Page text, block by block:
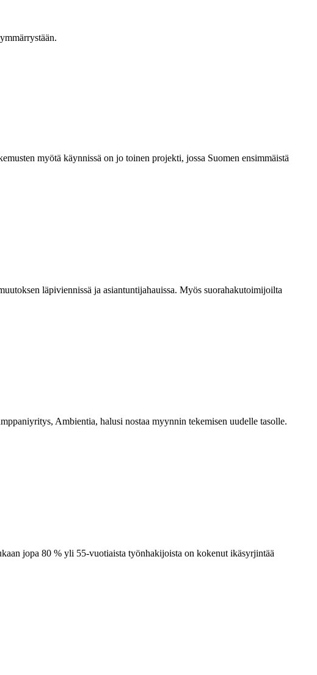
myötä käynnissä on jo toinen projekti, jossa Suomen ensimmäistä
läpiviennissä ja asiantuntijahauissa. Myös suorahakutoimijoilta
Ambientia, halusi nostaa myynnin tekemisen uudelle tasolle.
jopa 80 % yli 55-vuotiaista työnhakijoista on kokenut ikäsyrjintää